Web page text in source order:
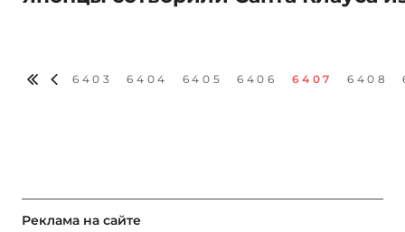
6403 6404 6405 6406 6407 6408
Реклама на сайте